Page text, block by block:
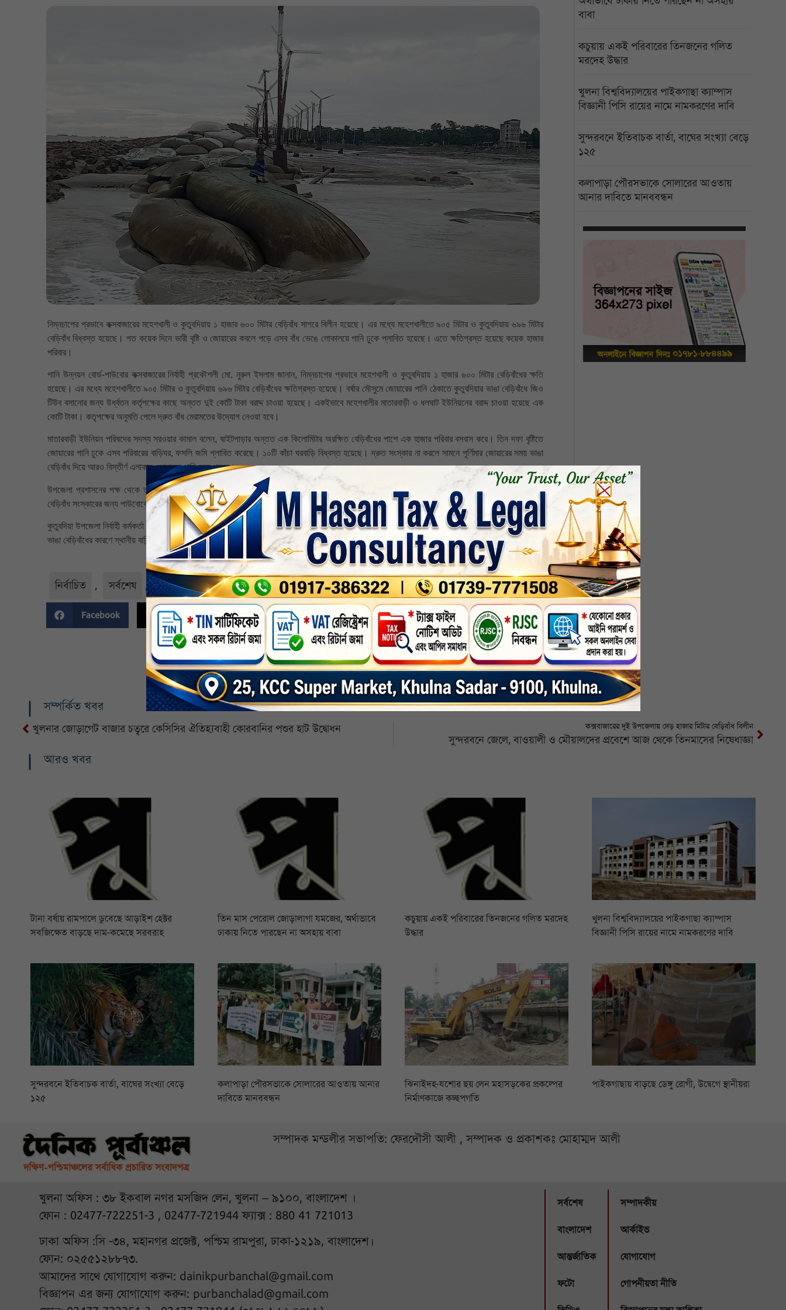
নিম্নচাপের প্রভাবে কক্সবাজারের মহেশখালী ও কুতুবদিয়ায় ১ হাজার ৬০০ মিটার বেড়িবাঁধ সাগরে বিলীন হয়েছে। এর মধ্যে মহেশখালীতে ৯০৫ মিটার ও কুতুবদিয়ায় ৬৯৬ মিটার
বেড়িবাঁধ বিধ্বস্ত হয়েছে। গত কয়েক দিনে ভারী বৃষ্টি ও জোয়ারের কবলে পড়ে এসব বাঁধ ভেঙে লোকালয়ে পানি ঢুকে প্লাবিত হয়েছে। এতে ক্ষতিগ্রস্ত হয়েছে কয়েক হাজার
পরিবার।
পানি উন্নয়ন বোর্ড-পাউবোর কক্সবাজারের নির্বাহী প্রকৌশলী মো. নুরুল ইসলাম জানান, নিম্নচাপের প্রভাবে মহেশখালী ও কুতুবদিয়ায় ১ হাজার ৬০০ মিটার বেড়িবাঁধের ক্ষতি
হয়েছে। এর মধ্যে মহেশখালীতে ৯০৫ মিটার ও কুতুবদিয়ায় ৬৯৬ মিটার বেড়িবাঁধের ক্ষতিগ্রস্ত হয়েছে। বর্ষার মৌসুমে জোয়ারের পানি ঠেকাতে কুতুবদিয়ার ভাঙা বেড়িবাঁধে জিও
টিউব বসানোর জন্য উর্ধ্বতন কর্তৃপক্ষের কাছে অন্তত দুই কোটি টাকা বরাদ্দ চাওয়া হয়েছে। একইভাবে মহেশখালীর মাতারবাড়ী ও ধলঘাট ইউনিয়নের বরাদ্দ চাওয়া হয়েছে এক
কোটি টাকা। কতৃপক্ষের অনুমতি পেলে দ্রুত বাঁধ মেরামতের উদ্যোগ নেওয়া হবে।
মাতারবাড়ী ইউনিয়ন পরিষদের সদস্য সরওয়ার কামাল বলেন, ষাইটপাড়ার অন্তত এক কিলোমিটার অরক্ষিত বেড়িবাঁধের পাশে এক হাজার পরিবার বসবাস করে। তিন দফা বৃষ্টিতে
জোয়ারের পানি ঢুকে এসব পরিবারের বাড়িঘর, ফসলি জমি প্লাবিত করেছে। ১০টি কাঁচা ঘরবাড়ি বিধ্বস্ত হয়েছে। দ্রুত সংস্কার না করলে সামনে পূর্ণিমার জোয়ারের সময় ভাঙা
বেড়িবাঁধ দিয়ে আরও বিস্তীর্ণ এলাকায় জোয়ারের পানি ঢুকে পড়বে।
উপজেলা প্রশাসনের পক্ষ থেকে ত্রাণসহায়তা দেয়া হয়েছে জানিয়ে মহেশখালীর ইউএনও মো. হেদায়েত উল্যাহ। জোয়ারের পানি ঢুকে নিম্নাঞ্চল প্লাবিত হয়েছে। দ্রুত
বেড়িবাঁধ সংস্কারের জন্য পাউবোকে অবহিত করা হয়েছে।
কুতুবদিয়া উপজেলা নির্বাহী কর্মকর্তা (ইউএনও) ক্যথোয়াইপ্রু মারমা বলেন, ভাঙা বেড়িবাঁধ দিয়ে বায়ু বিদ্যুৎ কেন্দ্র ও তাবালরচর এলাকায় জোয়ারের পানি লোকালয়ে ঢুকে পড়েছে।
ভাঙা বেড়িবাঁধের কারণে স্থানীয় বাসিন্দারা উৎকণ্ঠায় আছেন। ক্ষতিগ্রস্ত ৫শ’ পরিবারের মধ্যে ত্রাণ বিতরণ অব্যাহত আছে।
নির্বাচিত , সর্বশেষ , সর্বশেষ-সংবাদ
Facebook Twitter Linkedin Whatsapp Print
বাবা
কচুয়ায় একই পরিবারের তিনজনের গলিত
মরদেহ উদ্ধার
খুলনা বিশ্ববিদ্যালয়ের পাইকগাছা ক্যাম্পাস
বিজ্ঞানী পিসি রায়ের নামে নামকরণের দাবি
সুন্দরবনে ইতিবাচক বার্তা, বাঘের সংখ্যা বেড়ে
১২৫
কলাপাড়া পৌরসভাকে সোলারের আওতায়
আনার দাবিতে মানববন্ধন
সম্পর্কিত খবর
খুলনার জোড়াগেট বাজার চত্বরে কেসিসির ঐতিহ্যবাহী কোরবানির পশুর হাট উদ্বোধন কক্সবাজারের দুই উপজেলায় দেড় হাজার মিটার বেড়িবাঁধ বিলীন
সুন্দরবনে জেলে, বাওয়ালী ও মৌয়ালদের প্রবেশে আজ থেকে তিনমাসের নিষেধাজ্ঞা
আরও খবর
টানা বর্ষায় রামপালে ডুবেছে আড়াইশ হেক্টর
সবজিক্ষেত বাড়ছে দাম-কমেছে সরবরাহ
তিন মাস পেরোল জোড়ালাগা যমজের, অর্থাভাবে
ঢাকায় নিতে পারছেন না অসহায় বাবা
কচুয়ায় একই পরিবারের তিনজনের গলিত মরদেহ
উদ্ধার
খুলনা বিশ্ববিদ্যালয়ের পাইকগাছা ক্যাম্পাস
বিজ্ঞানী পিসি রায়ের নামে নামকরণের দাবি
সুন্দরবনে ইতিবাচক বার্তা, বাঘের সংখ্যা বেড়ে
১২৫
কলাপাড়া পৌরসভাকে সোলারের আওতায় আনার
দাবিতে মানববন্ধন
ঝিনাইদহ-যশোর ছয় লেন মহাসড়কের প্রকল্পের
নির্মাণকাজে কচ্ছপগতি
পাইকগাছায় বাড়ছে ডেঙ্গু রোগী, উদ্বেগে স্থানীয়রা
সম্পাদক মন্ডলীর সভাপতি: ফেরদৌসী আলী , সম্পাদক ও প্রকাশকঃ মোহাম্মদ আলী
খুলনা অফিস : ৩৮ ইকবাল নগর মসজিদ লেন, খুলনা – ৯১০০, বাংলাদেশ ।
ফোন : 02477-722251-3 , 02477-721944 ফ্যাক্স : 880 41 721013
ঢাকা অফিস :সি -৩৪, মহানগর প্রজেক্ট, পশ্চিম রামপুরা, ঢাকা-১২১৯, বাংলাদেশ।
ফোন: ০২৫৫১২৮৮৭৩.
আমাদের সাথে যোগাযোগ করুন: dainikpurbanchal@gmail.com
বিজ্ঞাপন এর জন্য যোগাযোগ করুন: purbanchalad@gmail.com
সর্বশেষ
বাংলাদেশ
আন্তর্জাতিক
ফটো
সম্পাদকীয়
আর্কাইভ
যোগাযোগ
গোপনীয়তা নীতি